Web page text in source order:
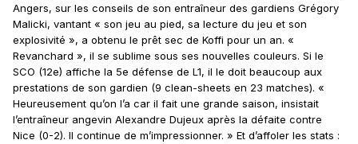
Angers, sur les conseils de son entraîneur des gardiens Grégory
Malicki, vantant « son jeu au pied, sa lecture du jeu et son
explosivité », a obtenu le prêt sec de Koffi pour un an. «
Revanchard », il se sublime sous ses nouvelles couleurs. Si le
SCO (12e) affiche la 5e défense de L1, il le doit beaucoup aux
prestations de son gardien (9 clean-sheets en 23 matches). «
Heureusement qu’on l’a car il fait une grande saison, insistait
l’entraîneur angevin Alexandre Dujeux après la défaite contre
Nice (0-2). Il continue de m’impressionner. » Et d’affoler les stats :